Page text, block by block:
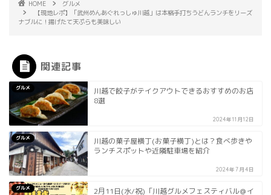
HOME
グルメ
【現地レポ】「武州めんあぐれっしゅ川越」は本格手打ちうどんランチをリーズ
ナブルに！揚げたて天ぷらも美味しい
関連記事
グルメ
川越で餃子がテイクアウトできるおすすめのお店
8選
2024年11月12日
グルメ
川越の菓子屋横丁(お菓子横丁)とは？食べ歩きや
ランチスポットや近隣駐車場を紹介
2024年7月4日
グルメ
2月11日(水/祝)「川越グルメフェスティバル＠イ